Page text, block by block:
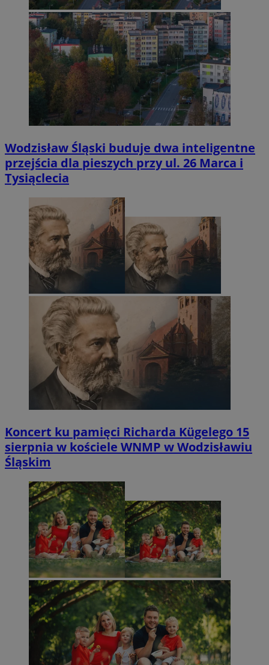
Wodzisław Śląski buduje dwa inteligentne
przejścia dla pieszych przy ul. 26 Marca i
Tysiąclecia
Koncert ku pamięci Richarda Kügelego 15
sierpnia w kościele WNMP w Wodzisławiu
Śląskim